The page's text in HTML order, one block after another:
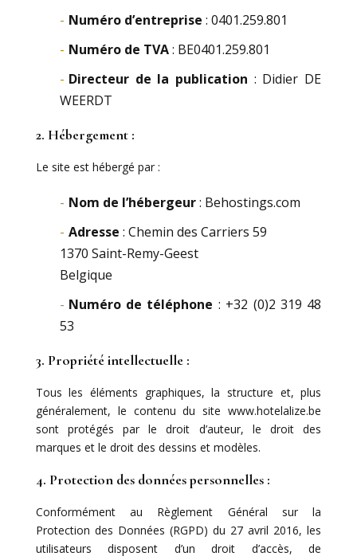
Numéro d’entreprise : 0401.259.801
Numéro de TVA: BE0401.259.801
Directeur de la publication : Didier DE
WEERDT
2. Hébergement :
Le site est hébergé par :
Nom de l’hébergeur: Behostings.com
Adresse : Chemin des Carriers 59
1370 Saint-Remy-Geest
Belgique
Numéro de téléphone : +32 (0)2 319 48
53
3. Propriété intellectuelle :
Tous les éléments graphiques, la structure et, plus
généralement, le contenu du site www.hotelalize.be
sont protégés par le droit d’auteur, le droit des
marques et le droit des dessins et modèles.
4. Protection des données personnelles :
Conformément au Règlement Général sur la
Protection des Données (RGPD) du 27 avril 2016, les
utilisateurs disposent d’un droit d’accès, de